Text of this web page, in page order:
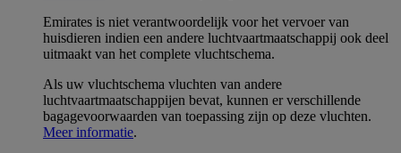
Emirates is niet verantwoordelijk voor het vervoer van
huisdieren indien een andere luchtvaartmaatschappij ook deel
uitmaakt van het complete vluchtschema.
Als uw vluchtschema vluchten van andere
luchtvaartmaatschappijen bevat, kunnen er verschillende
bagagevoorwaarden van toepassing zijn op deze vluchten.
Meer informatie.